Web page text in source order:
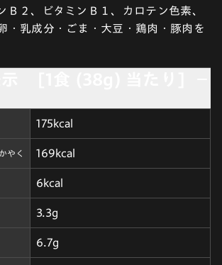
Ｂ２、ビタミンＢ１、カロテン色素、
・乳成分・ごま・大豆・鶏肉・豚肉を
175kcal
やく 169kcal
6kcal
3.3g
6.7g